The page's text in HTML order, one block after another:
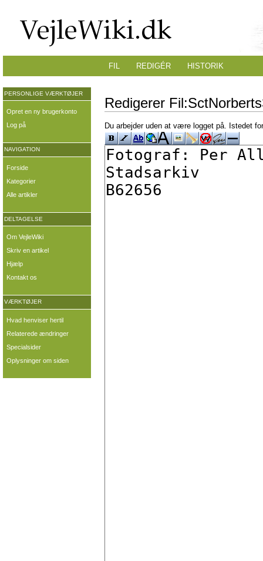
Redigerer
Du arbejder uden at være logget på. Istedet
FIL REDIGÉR HISTORIK
PERSONLIGE VÆRKTØJER
Opret en ny brugerkonto
Log på
NAVIGATION
Forside
Kategorier
Alle artikler
DELTAGELSE
Om VejleWiki
Skriv en artikel
Hjælp
Kontakt os
VÆRKTØJER
Hvad henviser hertil
Relaterede ændringer
Specialsider
Oplysninger om siden